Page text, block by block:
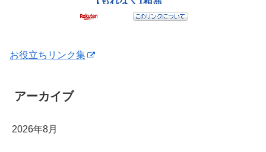
お役立ちリンク集
アーカイブ
2026年8月